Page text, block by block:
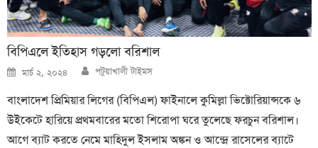
বিপিএলে ইতিহাস গড়লো বরিশাল
Posted
on
মার্চ ২, ২০২৪ Author
পটুয়াখালী টাইমস
বাংলাদেশ প্রিমিয়ার লিগের (বিপিএল) ফাইনালে কুমিল্লা ভিক্টোরিয়ান্সকে ৬
উইকেটে হারিয়ে প্রথমবারের মতো শিরোপা ঘরে তুলেছে ফরচুন বরিশাল।
আগে ব্যাট করতে নেমে মাহিদুল ইসলাম অঙ্কন ও আন্দ্রে রাসেলের ব্যাটে